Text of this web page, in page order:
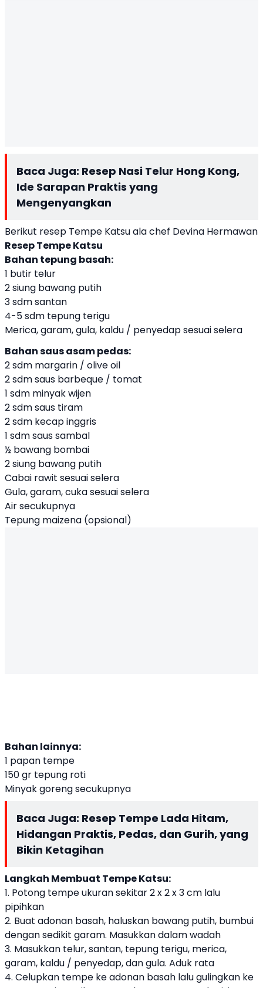
Baca Juga: Resep Nasi Telur Hong Kong,
Ide Sarapan Praktis yang
Mengenyangkan
Berikut resep Tempe Katsu ala chef Devina Hermawan
Resep Tempe Katsu
Bahan tepung basah:
1 butir telur
2 siung bawang putih
3 sdm santan
4-5 sdm tepung terigu
Merica, garam, gula, kaldu / penyedap sesuai selera
Bahan saus asam pedas:
2 sdm margarin / olive oil
2 sdm saus barbeque / tomat
1 sdm minyak wijen
2 sdm saus tiram
2 sdm kecap inggris
1 sdm saus sambal
½ bawang bombai
2 siung bawang putih
Cabai rawit sesuai selera
Gula, garam, cuka sesuai selera
Air secukupnya
Tepung maizena (opsional)
Bahan lainnya:
1 papan tempe
150 gr tepung roti
Minyak goreng secukupnya
Baca Juga: Resep Tempe Lada Hitam,
Hidangan Praktis, Pedas, dan Gurih, yang
Bikin Ketagihan
Langkah Membuat Tempe Katsu:
1. Potong tempe ukuran sekitar 2 x 2 x 3 cm lalu
pipihkan
2. Buat adonan basah, haluskan bawang putih, bumbui
dengan sedikit garam. Masukkan dalam wadah
3. Masukkan telur, santan, tepung terigu, merica,
garam, kaldu / penyedap, dan gula. Aduk rata
4. Celupkan tempe ke adonan basah lalu gulingkan ke